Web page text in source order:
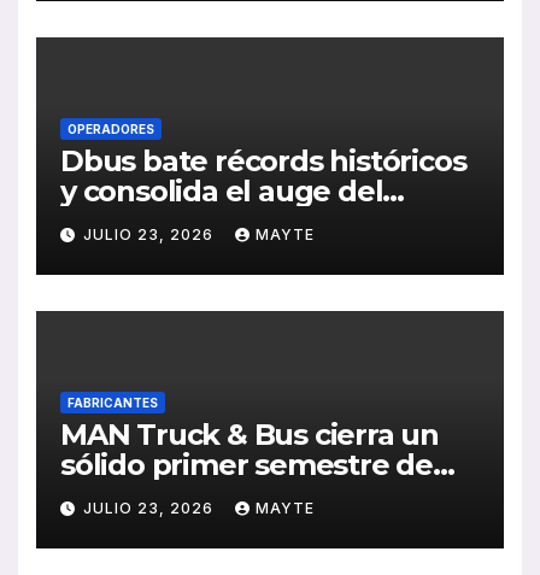
de RSC 2025
OPERADORES
Dbus bate récords históricos
y consolida el auge del
transporte público en San
Sebastián
JULIO 23, 2026 MAYTE
FABRICANTES
MAN Truck & Bus cierra un
sólido primer semestre de
2026 con crecimiento en
ventas, pedidos y
rentabilidad
JULIO 23, 2026 MAYTE